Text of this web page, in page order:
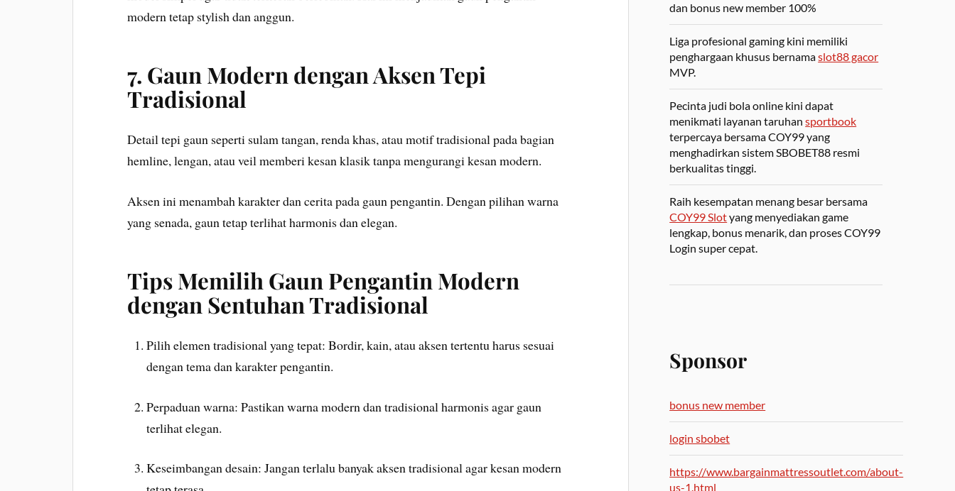
modern tetap stylish dan anggun.
7. Gaun Modern dengan Aksen Tepi
Tradisional
Detail tepi gaun seperti sulam tangan, renda khas, atau motif tradisional pada bagian
hemline, lengan, atau veil memberi kesan klasik tanpa mengurangi kesan modern.
Aksen ini menambah karakter dan cerita pada gaun pengantin. Dengan pilihan warna
yang senada, gaun tetap terlihat harmonis dan elegan.
Tips Memilih Gaun Pengantin Modern
dengan Sentuhan Tradisional
Pilih elemen tradisional yang tepat: Bordir, kain, atau aksen tertentu harus sesuai
dengan tema dan karakter pengantin.
Perpaduan warna: Pastikan warna modern dan tradisional harmonis agar gaun
terlihat elegan.
Keseimbangan desain: Jangan terlalu banyak aksen tradisional agar kesan modern
dan bonus new member 100%
Liga profesional gaming kini memiliki
penghargaan khusus bernamaslot88 gacor
MVP.
Pecinta judi bola online kini dapat
menikmati layanan taruhansportbook
terpercaya bersama COY99 yang
menghadirkan sistem SBOBET88 resmi
berkualitas tinggi.
Raih kesempatan menang besar bersama
COY99 Slotyang menyediakan game
lengkap, bonus menarik, dan proses COY99
Login super cepat.
Sponsor
bonus new member
login sbobet
https://www.bargainmattressoutlet.com/about-
us-1.html